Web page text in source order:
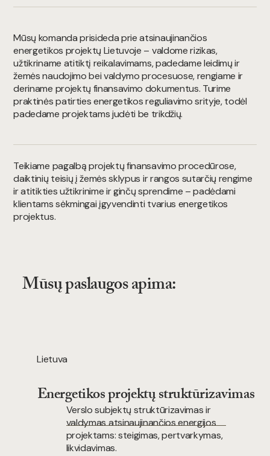
Mūsų komanda prisideda prie atsinaujinančios
energetikos projektų Lietuvoje – valdome rizikas,
užtikriname atitiktį reikalavimams, padedame leidimų ir
žemės naudojimo bei valdymo procesuose, rengiame ir
deriname projektų finansavimo dokumentus. Turime
praktinės patirties energetikos reguliavimo srityje, todėl
padedame projektams judėti be trikdžių.
Teikiame pagalbą projektų finansavimo procedūrose,
daiktinių teisių į žemės sklypus ir rangos sutarčių rengime
ir atitikties užtikrinime ir ginčų sprendime – padėdami
klientams sėkmingai įgyvendinti tvarius energetikos
projektus.
Mūsų paslaugos apima:
Lietuva
Energetikos projektų struktūrizavimas
Verslo subjektų struktūrizavimas ir
valdymas atsinaujinančios energijos
projektams: steigimas, pertvarkymas,
likvidavimas.